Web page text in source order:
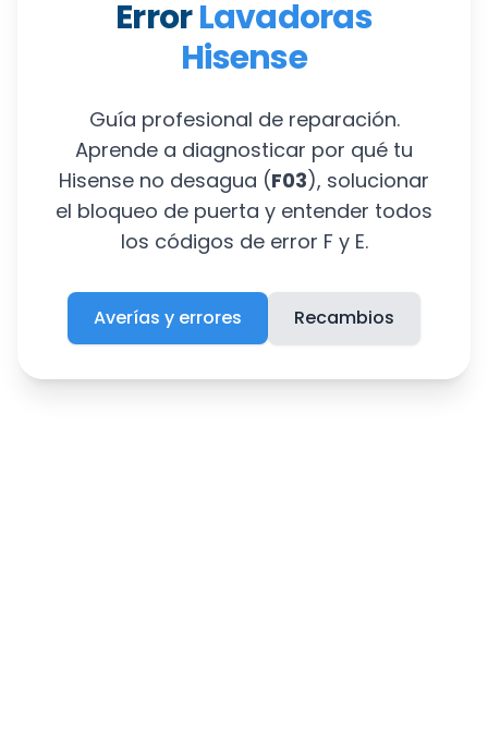
ErrorLavadoras
Hisense
Guía profesional de reparación.
Aprende a diagnosticar por qué tu
Hisense no desagua (F03), solucionar
el bloqueo de puerta y entender todos
los códigos de error F y E.
Averías y errores Recambios